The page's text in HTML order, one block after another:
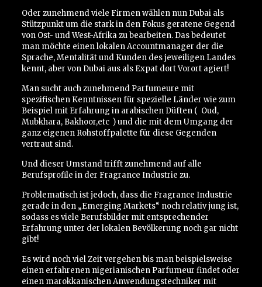
Oder zunehmend viele Firmen wählen nun Dubai als
Stützpunkt um die stark in den Fokus geratene Gegend
von Ost- und West-Afrika zu bearbeiten. Das bedeutet
man möchte einen lokalen Accountmanager der die
Sprache, Mentalität und Kunden des jeweiligen Landes
kennt, aber von Dubai aus als Expat dort Vorort agiert!
Man sucht auch zunehmend Parfumeure mit
spezifischen Kenntnissen für spezielle Länder wie zum
Beispiel mit Erfahrung in arabischen Düften ( Oud,
Mubkhara, Bakhoor,etc ) und die mit dem Umgang der
ganz eigenen Rohstoffpalette für diese Gegenden
vertraut sind.
Und dieser Umstand trifft zunehmend auf alle
Berufsprofile in der Fragrance Industrie zu.
Problematisch ist jedoch, dass die Fragrance Industrie
gerade in den „Emerging Markets“ noch relativ jung ist,
sodass es viele Berufsbilder mit entsprechender
Erfahrung unter der lokalen Bevölkerung noch gar nicht
gibt!
Es wird noch viel Zeit vergehen bis man beispielsweise
einen erfahrenen nigerianischen Parfumeur findet oder
einen marokkanischen Anwendungstechniker mit